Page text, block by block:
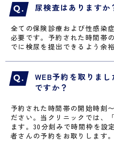
尿検査はありますか
全ての保険診療および性感染
必要です。予約された時間帯
でに検尿を提出できるよう余
WEB予約を取りま
ですか？
予約された時間帯の開始時刻
ださい。当クリニックでは、
ます。30分刻みで時間枠を設
者さんの予約をお取りします。